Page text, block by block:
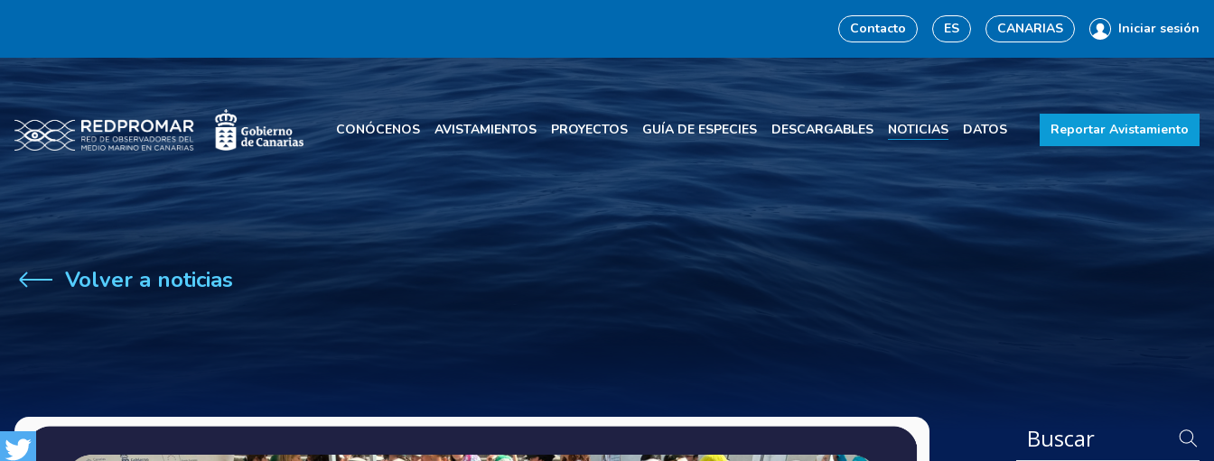
Contacto ES CANARIAS Iniciar sesión
CONÓCENOS AVISTAMIENTOS PROYECTOS GUÍA DE ESPECIES DESCARGABLES NOTICIAS DATOS Reportar Avistamiento
Volver a noticias